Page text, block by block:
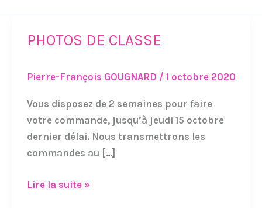
PHOTOS DE CLASSE
Pierre-François GOUGNARD / 1 octobre 2020
Vous disposez de 2 semaines pour faire
votre commande, jusqu’à jeudi 15 octobre
dernier délai. Nous transmettrons les
commandes au […]
PHOTOS
CLASSE
Lire la suite »